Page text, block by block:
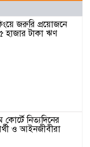
জরুরি প্রয়োজনে
হাজার টাকা ঋণ
নিত্যদিনের
ও আইনজীবীরা